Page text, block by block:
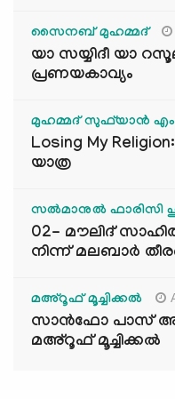
സൈനബ് മുഹമ്മദ്
യാ സയ്യിദീ യാ
പ്രണയകാവ്യം
മുഹമ്മദ് സുഫ്‌യാൻ
Losing My
യാത്ര
സൽമാനുൽ ഫാരിസി
02- മൗലിദ്
നിന്ന് മലബാർ
മഅ്റൂഫ് മൂച്ചിക്കല്‍
സാൻഫോ പാസ്
മഅ്റൂഫ് മൂച്ചിക്കല്‍